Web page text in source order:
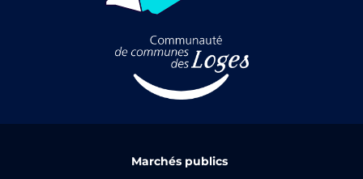
Marchés publics